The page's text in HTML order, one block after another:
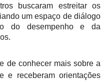
buscaram estreitar os
um espaço de diálogo
do desempenho e da
de conhecer mais sobre a
e receberam orientações